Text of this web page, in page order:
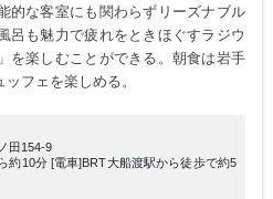
的な客室にも関わらずリーズナブル
呂も魅力で疲れをときほぐすラジウ
を楽しむことができる。朝食は岩手
フェを楽しめる。
田154-9
約10分 [電車]BRT大船渡駅から徒歩で約5